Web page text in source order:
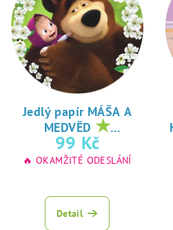
Jedlý papír MÁŠA A
MEDVĚD ★
oblíbený tisk na
jedlý papír
99 Kč
🔥 OKAMŽITÉ ODESLÁNÍ
Detail